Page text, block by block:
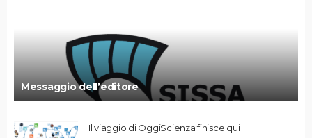
Messaggio dell’editore
Il viaggio di OggiScienza finisce qui